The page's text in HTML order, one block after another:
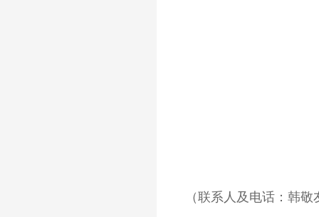
（联系人及电话：韩